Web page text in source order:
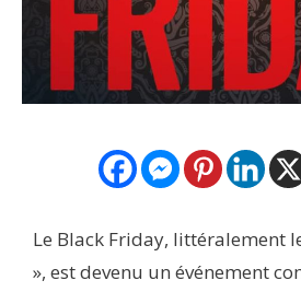
Le Black Friday, littéralement
», est devenu un événement